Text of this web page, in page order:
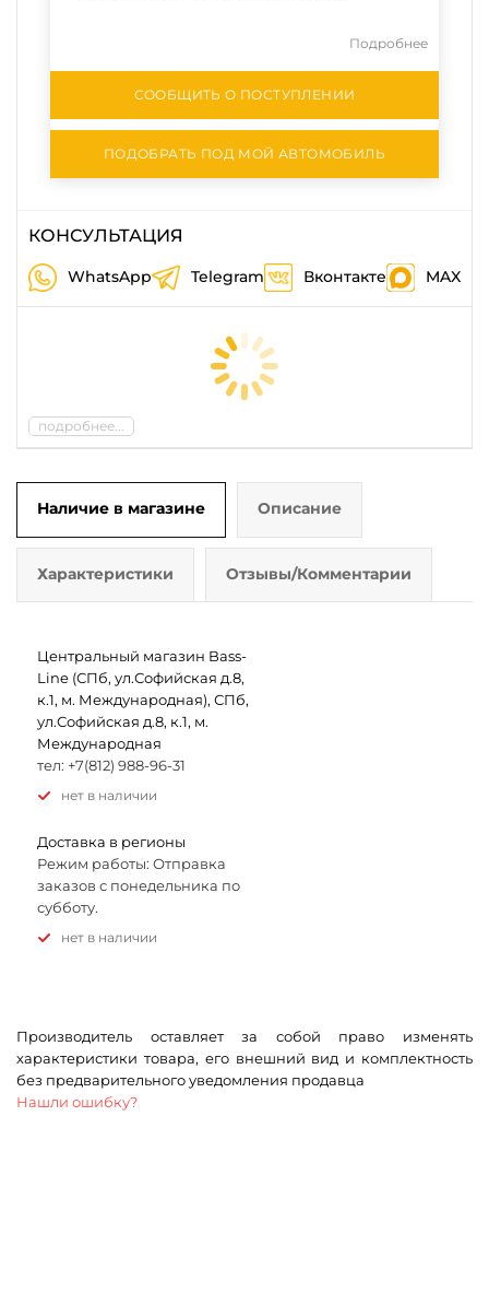
Подробнее
СООБЩИТЬ О ПОСТУПЛЕНИИ
ПОДОБРАТЬ ПОД МОЙ АВТОМОБИЛЬ
КОНСУЛЬТАЦИЯ
WhatsApp Telegram Вконтакте MAX
подробнее...
Наличие в магазине Описание
Характеристики Отзывы/Комментарии
Центральный магазин Bass-
Line (СПб, ул.Софийская д.8,
к.1, м. Международная), СПб,
ул.Софийская д.8, к.1, м.
Международная
тел: +7(812) 988-96-31
Нет в наличии
Доставка в регионы
Режим работы: Отправка
заказов с понедельника по
субботу.
Нет в наличии
Производитель оставляет за собой право изменять
характеристики товара, его внешний вид и комплектность
без предварительного уведомления продавца
Нашли ошибку?